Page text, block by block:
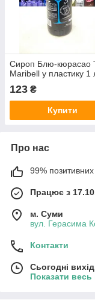
Сироп Блю-кюрасао
Maribell у пластику 1
123 ₴
Купити
Про нас
99% позитивних
Працює з
м. Суми
вул. Герасима
Контакти
Сьогодні
Показати весь